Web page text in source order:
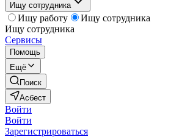
Ищу сотрудника
Ищу работу
Ищу сотрудника
Ищу сотрудника
Сервисы
Помощь
Ещё
Поиск
Асбест
Войти
Войти
Зарегистрироваться